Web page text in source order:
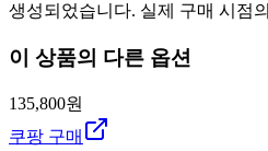
생성되었습니다. 실제 구매 시점
이 상품의 다른 옵션
135,800원
쿠팡 구매